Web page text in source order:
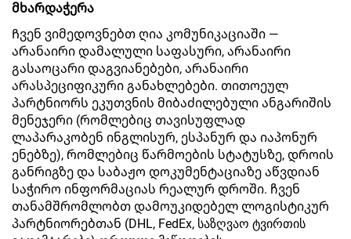
მხარდაჭერა
Ჩვენ ვიმედოვნებთ ღია კომუნიკაციაში —
არანაირი დამალული საფასური, არანაირი
გასაოცარი დაგვიანებები, არანაირი
არასპეციფიკური განახლებები. თითოეულ
პარტნიორს ეკუთვნის მიბაძილებული ანგარიშის
მენეჯერი (რომლებიც თავისუფლად
ლაპარაკობენ ინგლისურ, ესპანურ და იაპონურ
ენებზე), რომლებიც წარმოების სტატუსზე, დროის
განრიგზე და საბაჟო დოკუმენტაციაზე აწვდიან
საჭირო ინფორმაციას რეალურ დროში. ჩვენ
თანამშრომლობთ დამოუკიდებელ ლოგისტიკურ
პარტნიორებთან (DHL, FedEx, საზღვაო ტვირთის